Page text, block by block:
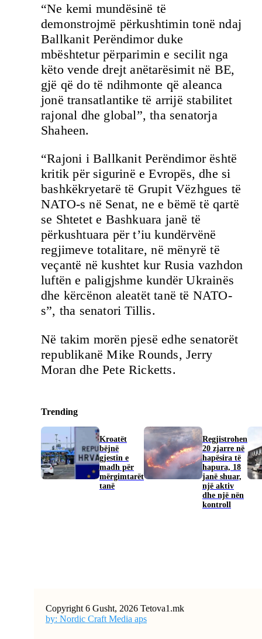
“Ne kemi mundësinë të
demonstrojmë përkushtimin tonë ndaj
Ballkanit Perëndimor duke
mbështetur përparimin e secilit nga
këto vende drejt anëtarësimit në BE,
gjë që do të ndihmonte që aleanca
jonë transatlantike të arrijë stabilitet
rajonal dhe global”, tha senatorja
Shaheen.
“Rajoni i Ballkanit Perëndimor është
kritik për sigurinë e Evropës, dhe si
bashkëkryetarë të Grupit Vëzhgues të
NATO-s në Senat, ne e bëmë të qartë
se Shtetet e Bashkuara janë të
përkushtuara për t’iu kundërvënë
regjimeve totalitare, në mënyrë të
veçantë në kushtet kur Rusia vazhdon
luftën e paligjshme kundër Ukrainës
dhe kërcënon aleatët tanë të NATO-
s”, tha senatori Tillis.
Në takim morën pjesë edhe senatorët
republikanë Mike Rounds, Jerry
Moran dhe Pete Ricketts.
Trending
Kroatët
bëjnë
gjestin e
madh për
mërgimtarët
tanë
Regjistrohen
20 zjarre në
hapësira të
hapura, 18
janë shuar,
një aktiv
dhe një nën
kontroll
Copyright 6 Gusht, 2026 Tetova1.mk
by: Nordic Craft Media aps